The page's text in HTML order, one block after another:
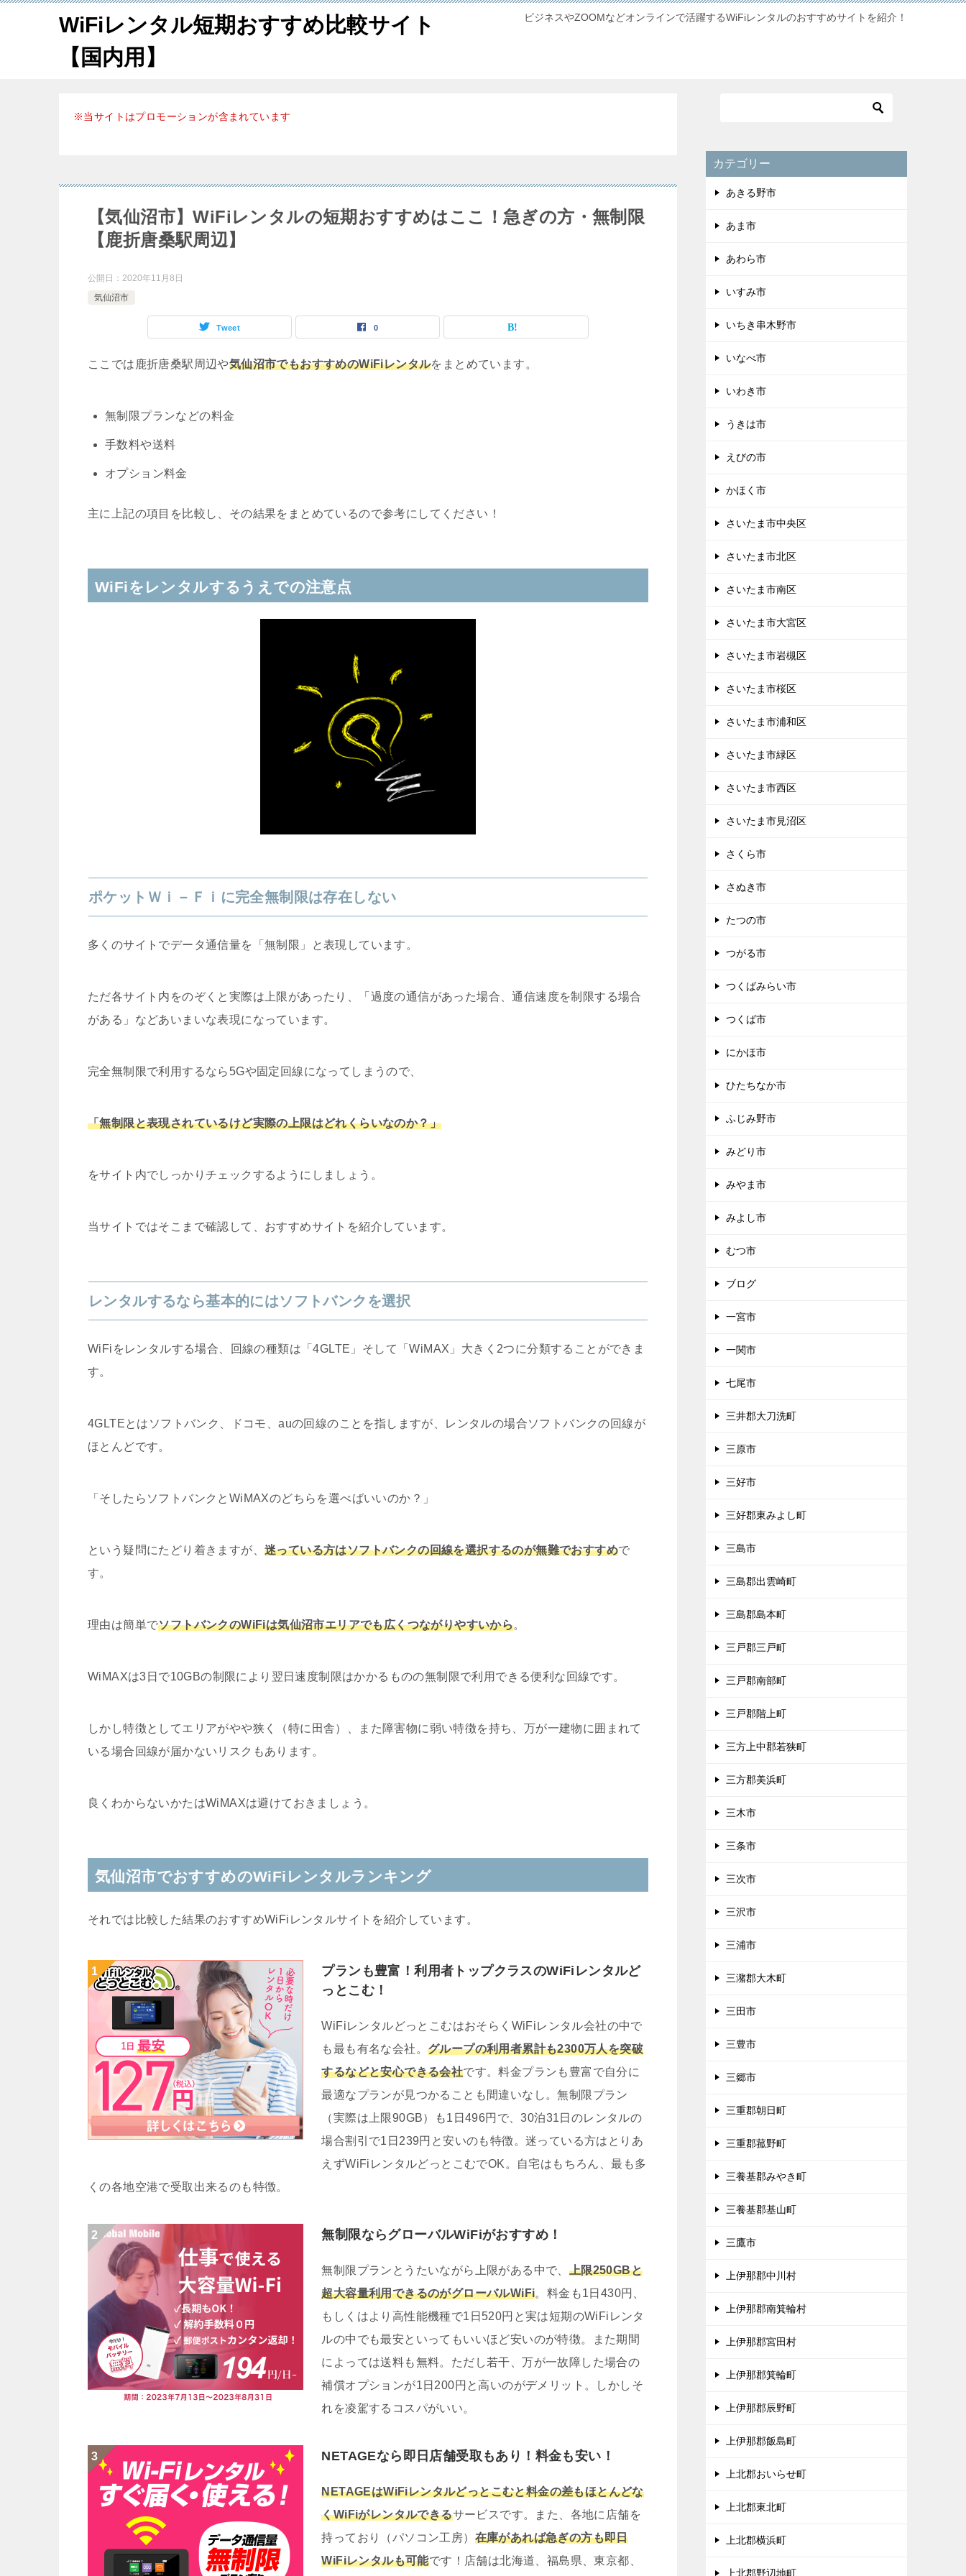
WiFiレンタル短期おすすめ比較サイト
【国内用】
ビジネスやZOOMなどオンラインで活躍するWiFiレンタルのおすすめサイトを紹介！
※当サイトはプロモーションが含まれています
【気仙沼市】WiFiレンタルの短期おすすめはここ！急ぎの方・無制限
【鹿折唐桑駅周辺】
公開日： 2020年11月8日
気仙沼市
Tweet 0
ここでは鹿折唐桑駅周辺や気仙沼市でもおすすめのWiFiレンタルをまとめています。
無制限プランなどの料金
手数料や送料
オプション料金
主に上記の項目を比較し、その結果をまとめているので参考にしてください！
WiFiをレンタルするうえでの注意点
ポケットＷｉ－Ｆｉに完全無制限は存在しない
多くのサイトでデータ通信量を「無制限」と表現しています。
ただ各サイト内をのぞくと実際は上限があったり、「過度の通信があった場合、通信速度を制限する場合
がある」などあいまいな表現になっています。
完全無制限で利用するなら5Gや固定回線になってしまうので、
「無制限と表現されているけど実際の上限はどれくらいなのか？」
をサイト内でしっかりチェックするようにしましょう。
当サイトではそこまで確認して、おすすめサイトを紹介しています。
レンタルするなら基本的にはソフトバンクを選択
WiFiをレンタルする場合、回線の種類は「4GLTE」そして「WiMAX」大きく2つに分類することができま
す。
4GLTEとはソフトバンク、ドコモ、auの回線のことを指しますが、レンタルの場合ソフトバンクの回線が
ほとんどです。
「そしたらソフトバンクとWiMAXのどちらを選べばいいのか？」
という疑問にたどり着きますが、 迷っている方はソフトバンクの回線を選択するのが無難でおすすめで
す。
理由は簡単でソフトバンクのWiFiは気仙沼市エリアでも広くつながりやすいから。
WiMAXは3日で10GBの制限により翌日速度制限はかかるものの無制限で利用できる便利な回線です。
しかし特徴としてエリアがやや狭く（特に田舎）、また障害物に弱い特徴を持ち、万が一建物に囲まれて
いる場合回線が届かないリスクもあります。
良くわからないかたはWiMAXは避けておきましょう。
気仙沼市でおすすめのWiFiレンタルランキング
それでは比較した結果のおすすめWiFiレンタルサイトを紹介しています。
プランも豊富！利用者トップクラスのWiFiレンタルど
っとこむ！
WiFiレンタルどっとこむはおそらくWiFiレンタル会社の中で
も最も有名な会社。グループの利用者累計も2300万人を突破
するなどと安心できる会社です。料金プランも豊富で自分に
最適なプランが見つかることも間違いなし。無制限プラン
（実際は上限90GB）も1日496円で、30泊31日のレンタルの
場合割引で1日239円と安いのも特徴。迷っている方はとりあ
えずWiFiレンタルどっとこむでOK。自宅はもちろん、最も多
くの各地空港で受取出来るのも特徴。
無制限ならグローバルWiFiがおすすめ！
無制限プランとうたいながら上限がある中で、 上限250GBと
超大容量利用できるのがグローバルWiFi。料金も1日430円、
もしくはより高性能機種で1日520円と実は短期のWiFiレンタ
ルの中でも最安といってもいいほど安いのが特徴。また期間
によっては送料も無料。ただし若干、万が一故障した場合の
補償オプションが1日200円と高いのがデメリット。しかしそ
れを凌駕するコスパがいい。
NETAGEなら即日店舗受取もあり！料金も安い！
NETAGEはWiFiレンタルどっとこむと料金の差もほとんどな
くWiFiがレンタルできるサービスです。また、各地に店舗を
持っており（パソコン工房） 在庫があれば急ぎの方も即日
WiFiレンタルも可能です！店舗は北海道、福島県、東京都、
カテゴリー
あきる野市
あま市
あわら市
いすみ市
いちき串木野市
いなべ市
いわき市
うきは市
えびの市
かほく市
さいたま市中央区
さいたま市北区
さいたま市南区
さいたま市大宮区
さいたま市岩槻区
さいたま市桜区
さいたま市浦和区
さいたま市緑区
さいたま市西区
さいたま市見沼区
さくら市
さぬき市
たつの市
つがる市
つくばみらい市
つくば市
にかほ市
ひたちなか市
ふじみ野市
みどり市
みやま市
みよし市
むつ市
ブログ
一宮市
一関市
七尾市
三井郡大刀洗町
三原市
三好市
三好郡東みよし町
三島市
三島郡出雲崎町
三島郡島本町
三戸郡三戸町
三戸郡南部町
三戸郡階上町
三方上中郡若狭町
三方郡美浜町
三木市
三条市
三次市
三沢市
三浦市
三潴郡大木町
三田市
三豊市
三郷市
三重郡朝日町
三重郡菰野町
三養基郡みやき町
三養基郡基山町
三鷹市
上伊那郡中川村
上伊那郡南箕輪村
上伊那郡宮田村
上伊那郡箕輪町
上伊那郡辰野町
上伊那郡飯島町
上北郡おいらせ町
上北郡東北町
上北郡横浜町
上北郡野辺地町